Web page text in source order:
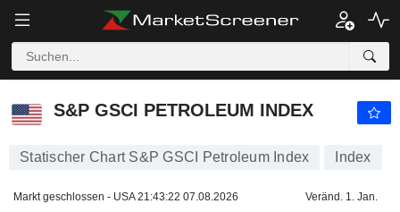
S&P GSCI PETROLEUM INDEX
Statischer Chart S&P GSCI Petroleum Index Index
Markt geschlossen - USA21:43:22 07.08.2026 Veränd. 1. Jan.